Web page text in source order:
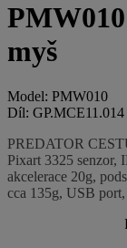
myš
Model: PMW010
Díl: GP.MCE11.014
PREDATOR
Pixart 3325 senzor,
akcelerace 20g,
cca 135g, USB